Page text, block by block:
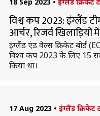
विश्व कप 2023: इंग्लैंड
आर्चर, रिजर्व खिलाड़ियों
इंग्लैंड एंड वेल्स क्रिकेट बोर्ड
विश्व कप 2023 के लिए 15
किया था।
17 Aug 2023 • इंग्लैंड क्रिकेट